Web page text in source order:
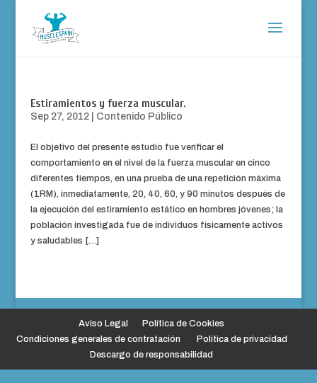
Estiramientos y fuerza muscular.
Sep 27, 2012| Contenido Público
El objetivo del presente estudio fue verificar el
comportamiento en el nivel de la fuerza muscular en cinco
diferentes tiempos, en una prueba de una repetición máxima
(1RM), inmediatamente, 20, 40, 60, y 90 minutos después de
la ejecución del estiramiento estático en hombres jóvenes; la
población investigada fue de individuos físicamente activos
y saludables […]
Aviso Legal
Política de Cookies
Condiciones generales de contratación
Política de privacidad
Descargo de responsabilidad